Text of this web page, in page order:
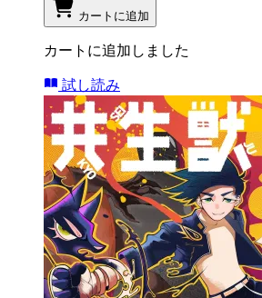
カートに追加
カートに追加しました
試し読み